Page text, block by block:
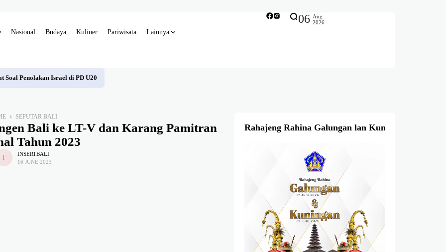
Nasional Budaya Kuliner Pariwisata Lainnya
06 Aug
2026
Soal Penolakan Israel di PD U20
SEPUTAR BALI
Bali ke LT-V dan Karang Pamitran
Tahun 2023
INSERTBALI
16 JUNE 2023
Rahajeng Rahina Galungan lan Kuningan